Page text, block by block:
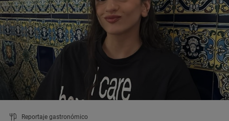
Reportaje gastronómico